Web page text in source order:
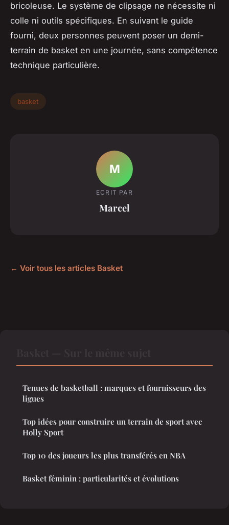
bricoleuse. Le système de clipsage ne nécessite ni
colle ni outils spécifiques. En suivant le guide
fourni, deux personnes peuvent poser un demi-
terrain de basket en une journée, sans compétence
technique particulière.
basket
M
ECRIT PAR
Marcel
← Voir tous les articles Basket
Tenues de basketball : marques et fournisseurs des
ligues
Top idées pour construire un terrain de sport avec
Holly Sport
Top 10 des joueurs les plus transférés en NBA
Basket féminin : particularités et évolutions